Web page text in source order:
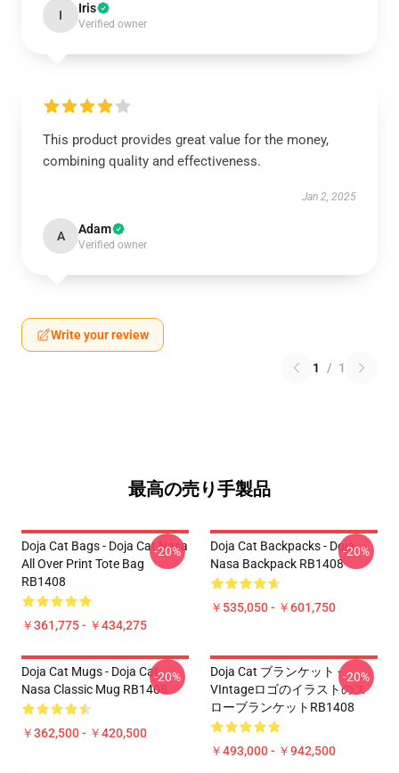
I Iris
Verified owner
This product provides great value for the money,
combining quality and effectiveness.
Jan 2, 2025
A Adam
Verified owner
Write your review
1 / 1
最高の売り手製品
Doja Cat Bags - Doja Cat Nasa
All Over Print Tote Bag
RB1408
￥361,775 - ￥434,275
-20%
Doja Cat Backpacks - Doja
Nasa Backpack RB1408
￥535,050 - ￥601,750
-20%
Doja Cat Mugs - Doja Cat
Nasa Classic Mug RB1408
￥362,500 - ￥420,500
-20%
Doja Cat ブランケット -
VIntageロゴのイラストのス
ローブランケットRB1408
￥493,000 - ￥942,500
-20%